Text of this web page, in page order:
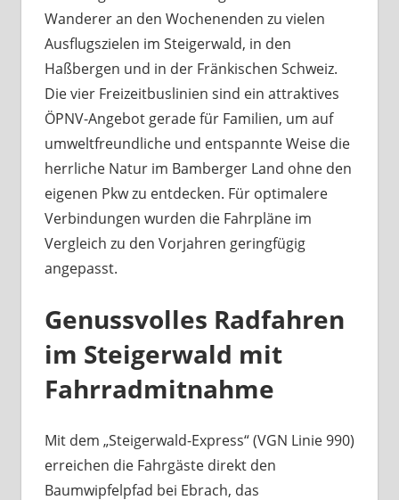
Wanderer an den Wochenenden zu vielen
Ausflugszielen im Steigerwald, in den
Haßbergen und in der Fränkischen Schweiz.
Die vier Freizeitbuslinien sind ein attraktives
ÖPNV-Angebot gerade für Familien, um auf
umweltfreundliche und entspannte Weise die
herrliche Natur im Bamberger Land ohne den
eigenen Pkw zu entdecken. Für optimalere
Verbindungen wurden die Fahrpläne im
Vergleich zu den Vorjahren geringfügig
angepasst.
Genussvolles Radfahren
im Steigerwald mit
Fahrradmitnahme
Mit dem „Steigerwald-Express“ (VGN Linie 990)
erreichen die Fahrgäste direkt den
Baumwipfelpfad bei Ebrach, das